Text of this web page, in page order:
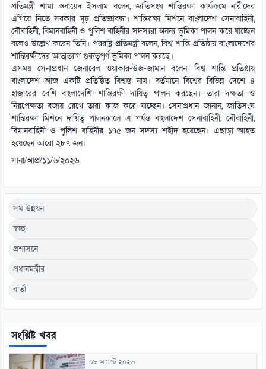
প্রতিমন্ত্রী শামা ওবায়েদ ইসলাম বলেন, জাতিসংঘ শান্তিরক্ষা কার্যক্রমে নারীদের
এগিয়ে নিতে সরকার দৃঢ় প্রতিজ্ঞাবদ্ধা। শান্তিরক্ষা মিশনে বাংলাদেশ সেনাবাহিনী,
নৌবাহিনী, বিমানবাহিনী ও পুলিশ বাহিনীর সদস্যরা অনন্য ভূমিকা পালন করে যাচ্ছেন
বলেও উল্লেখ করেন তিনি। পররাষ্ট্র প্রতিমন্ত্রী বলেন, বিশ্ব শান্তি প্রতিষ্ঠায় বাংলাদেশের
শান্তিরক্ষীদের আত্মত্যাগ গুরুত্বপূর্ণ ভূমিকা পালন করছে।
এসময় সেনাপ্রধান জেনারেল ওয়াকার-উজ-জামান বলেন, বিশ্ব শান্তি প্রতিষ্ঠায়
বাংলাদেশ আজ একটি প্রতিষ্ঠিত বিশ্বস্ত নাম। বর্তমানে বিশ্বের বিভিন্ন দেশে ৪
হাজারের বেশি বাংলাদেশি শান্তিরক্ষী দায়িত্ব পালন করছেন। তারা দক্ষতা ও
নিরপেক্ষতা বজায় রেখে তারা কাজ করে যাচ্ছেন। সেনাপ্রধান জানান, জাতিসংঘ
শান্তিরক্ষা মিশনে দায়িত্ব পালনকালে এ পর্যন্ত বাংলাদেশ সেনাবাহিনী, নৌবাহিনী,
বিমানবাহিনী ও পুলিশ বাহিনীর ১৭৫ জন সদস্য শহীদ হয়েছেন। এছাড়া আহত
হয়েছেন আরো ২৮৭ জন।
সানা/আপ্র/১১/৬/২০২৬
সম উন্নয়ন
স্বচ্ছ
প্রশাসনে
প্রধানমন্ত্রীর
বার্তা
সংশ্লিষ্ট খবর
০৮ আগস্ট ২০২৬